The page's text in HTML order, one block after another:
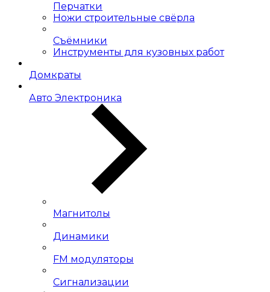
Перчатки
Ножи строительные свёрла
Съёмники
Инструменты для кузовных работ
Домкраты
Авто Электроника
Магнитолы
Динамики
FM модуляторы
Сигнализации